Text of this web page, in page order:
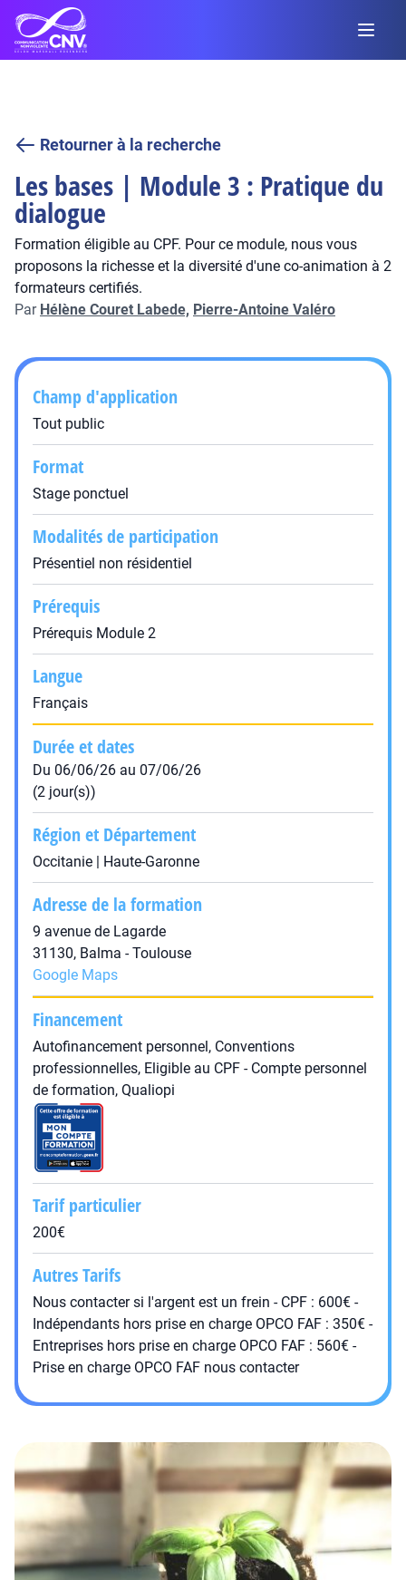
Retourner à la recherche
Les bases | Module 3 : Pratique du
dialogue
Formation éligible au CPF. Pour ce module, nous vous
proposons la richesse et la diversité d'une co-animation à 2
formateurs certifiés.
Par Hélène Couret Labede, Pierre-Antoine Valéro
Champ d'application
Tout public
Format
Stage ponctuel
Modalités de participation
Présentiel non résidentiel
Prérequis
Prérequis Module 2
Langue
Français
Durée et dates
Du 06/06/26 au 07/06/26
(2 jour(s))
Région et Département
Occitanie | Haute-Garonne
Adresse de la formation
9 avenue de Lagarde
31130, Balma - Toulouse
Google Maps
Financement
Autofinancement personnel, Conventions
professionnelles, Eligible au CPF - Compte personnel
de formation, Qualiopi
Tarif particulier
200€
Autres Tarifs
Nous contacter si l'argent est un frein - CPF : 600€ -
Indépendants hors prise en charge OPCO FAF : 350€ -
Entreprises hors prise en charge OPCO FAF : 560€ -
Prise en charge OPCO FAF nous contacter